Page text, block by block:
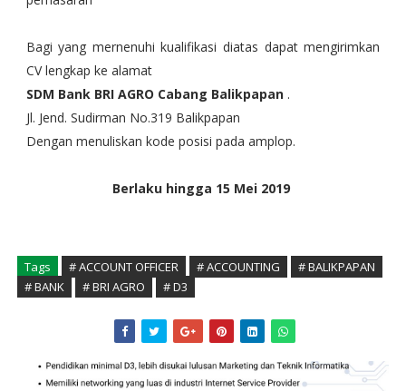
Bagi yang mernenuhi kualifikasi diatas dapat mengirimkan
CV lengkap ke alamat
SDM Bank BRI AGRO Cabang Balikpapan .
Jl. Jend. Sudirman No.319 Balikpapan
Dengan menuliskan kode posisi pada amplop.
Berlaku hingga 15 Mei 2019
Tags # ACCOUNT OFFICER # ACCOUNTING
# BALIKPAPAN
# BANK
# BRI AGRO # D3